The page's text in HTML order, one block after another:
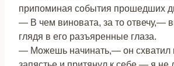
припоминая события прошедших
— В чем виновата, за то отвечу,—
глядя в его разъяренные глаза.
— Можешь начинать,— он схватил